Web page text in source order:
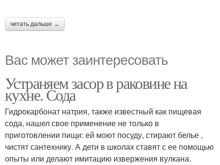
читать дальше →
Вас может заинтересовать
Устраняем засор в раковине на
кухне. Сода
Гидрокарбонат натрия, также известный как пищевая
сода, нашел свое применение не только в
приготовлении пищи: ей моют посуду, стирают белье ,
чистят сантехнику. А дети в школах ставят с ее помощью
опыты или делают имитацию извержения вулкана.